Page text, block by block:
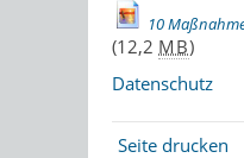
10
(12,2 MB)
Datenschutz
Seite drucken